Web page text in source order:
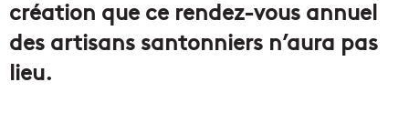
création que ce rendez-vous annuel
des artisans santonniers n’aura pas
lieu.